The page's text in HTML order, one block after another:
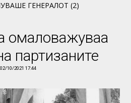
ГЕНЕРАЛОТ (2)
омаловажуваа
партизаните
02/10/2021 17:44